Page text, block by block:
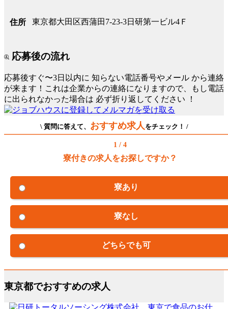
住所 東京都大田区西蒲田7-23-3日研第一ビル4Ｆ
応募後の流れ
応募後すぐ〜3日以内に 知らない電話番号やメール から連絡
が来ます！これは企業からの連絡になりますので、もし電話
に出られなかった場合は 必ず折り返してください ！
\ 質問に答えて、 おすすめ求人 をチェック！ /
1 / 4
寮付きの求人をお探しですか？
寮あり
寮なし
どちらでも可
東京都でおすすめの求人